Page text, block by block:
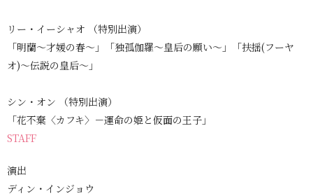
リー・イーシャオ （特別出演）
「明蘭～才媛の春～」「独孤伽羅～皇后の願い～」「扶揺(フーヤ
オ)～伝説の皇后～」
シン・オン （特別出演）
「花不棄〈カフキ〉－運命の姫と仮面の王子」
STAFF
演出
ディン・インジョウ